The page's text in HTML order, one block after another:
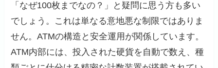
「なぜ100枚までなの？」と疑問に思う方も多い
でしょう。これは単なる意地悪な制限ではありま
せん。ATMの構造と安全運用が関係しています。
ATM内部には、投入された硬貨を自動で数え、種